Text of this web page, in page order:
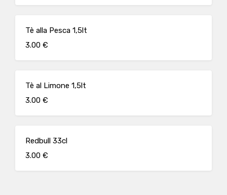
Tè alla Pesca 1,5lt
3.00 €
Tè al Limone 1,5lt
3.00 €
Redbull 33cl
3.00 €